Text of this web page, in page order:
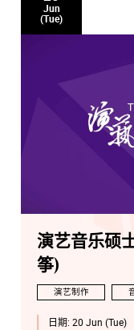
Jun
(Tue)
演艺音乐硕
筝)
演艺制作
日期: 20 Jun (Tue)